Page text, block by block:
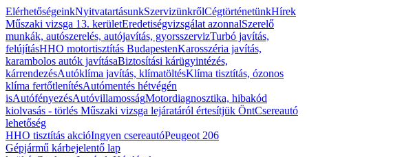
ElérhetőségeinkNyitvatartásunkSzervizünkrőlCégtörténetünkHírek
Műszaki vizsga 13. kerületEredetiségvizsgálat azonnalSzerelő
munkák, autószerelés, autójavítás, gyorsszervizTurbó javítás,
felújításHHO motortisztítás BudapestenKarosszéria javítás,
karambolos autók javításaBiztosítási kárügyintézés,
kárrendezésAutóklíma javítás, klímatöltésKlíma tisztítás, ózonos
klíma fertőtlenítésAutómentés hétvégén
isAutófényezésAutóvillamosságMotordiagnosztika, hibakód
kiolvasás - törlés Műszaki vizsga lejáratáról értesítjük ÖntCsereautó
lehetőség
HHO tisztítás akcióIngyen csereautóPeugeot 206
Gépjármű kárbejelentő lap